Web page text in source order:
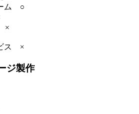
ム ○
×
ス ×
ジ製作